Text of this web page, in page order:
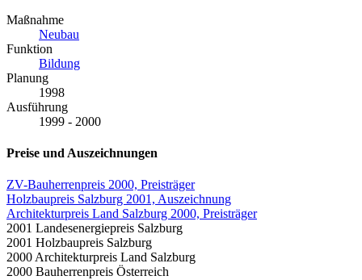
Maßnahme
Neubau
Funktion
Bildung
Planung
1998
Ausführung
1999 - 2000
Preise und Auszeichnungen
ZV-Bauherrenpreis 2000, Preisträger
Holzbaupreis Salzburg 2001, Auszeichnung
Architekturpreis Land Salzburg 2000, Preisträger
2001 Landesenergiepreis Salzburg
2001 Holzbaupreis Salzburg
2000 Architekturpreis Land Salzburg
2000 Bauherrenpreis Österreich